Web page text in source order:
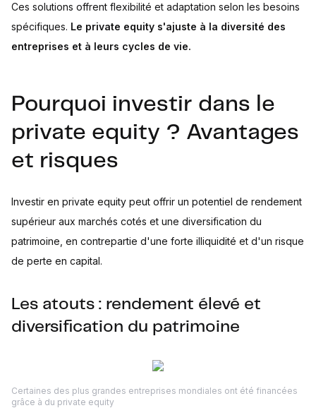
Ces solutions offrent flexibilité et adaptation selon les besoins
spécifiques. Le private equity s'ajuste à la diversité des
entreprises et à leurs cycles de vie.
Pourquoi investir dans le
private equity ? Avantages
et risques
Investir en private equity peut offrir un potentiel de rendement
supérieur aux marchés cotés et une diversification du
patrimoine, en contrepartie d'une forte illiquidité et d'un risque
de perte en capital.
Les atouts : rendement élevé et
diversification du patrimoine
Certaines des plus grandes entreprises mondiales ont été financées
grâce à du private equity